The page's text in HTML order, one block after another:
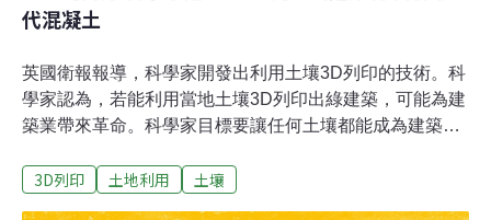
代混凝土
英國衛報報導，科學家開發出利用土壤3D列印的技術。科
學家認為，若能利用當地土壤3D列印出綠建築，可能為建
築業帶來革命。科學家目標要讓任何土壤都能成為建築原
放量大約7％。這種技術的目的在於用土壤取代混凝土，
3D列印 土地利用 土壤